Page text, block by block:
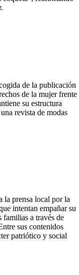
de la publicación
de la mujer frente
su estructura
revista de modas
la prensa local por la
intentan empañar su
a través de
sus contenidos
patriótico y social